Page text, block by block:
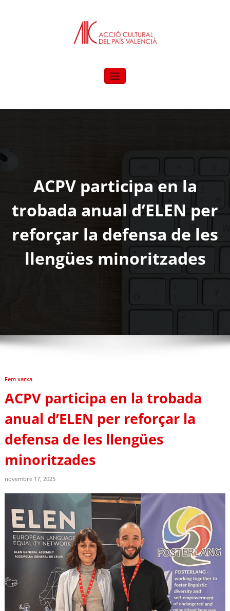
ACPV participa en la
trobada anual d’ELEN per
reforçar la defensa de les
llengües minoritzades
Fem xarxa
ACPV participa en la trobada
anual d’ELEN per reforçar la
defensa de les llengües
minoritzades
novembre 17, 2025